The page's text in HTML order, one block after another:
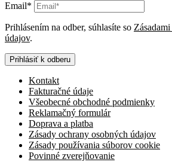
Email*
Prihlásením na odber, súhlasíte so
údajov.
Prihlásiť k odberu
Kontakt
Fakturačné údaje
Všeobecné obchodné podmienky
Reklamačný formulár
Doprava a platba
Zásady ochrany osobných údajov
Zásady používania súborov cookie
Povinné zverejňovanie